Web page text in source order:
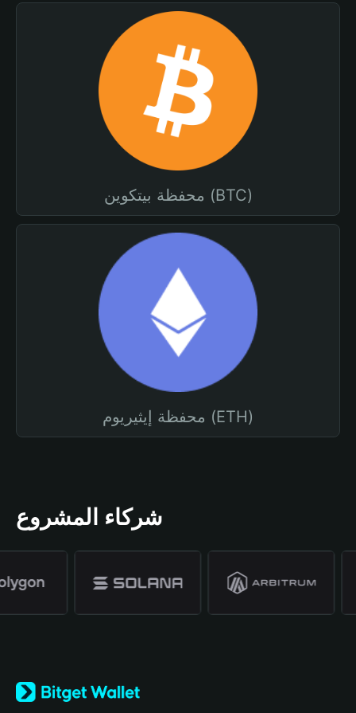
محفظة بيتكوين (BTC)
محفظة إيثيريوم (ETH)
شركاء المشروع